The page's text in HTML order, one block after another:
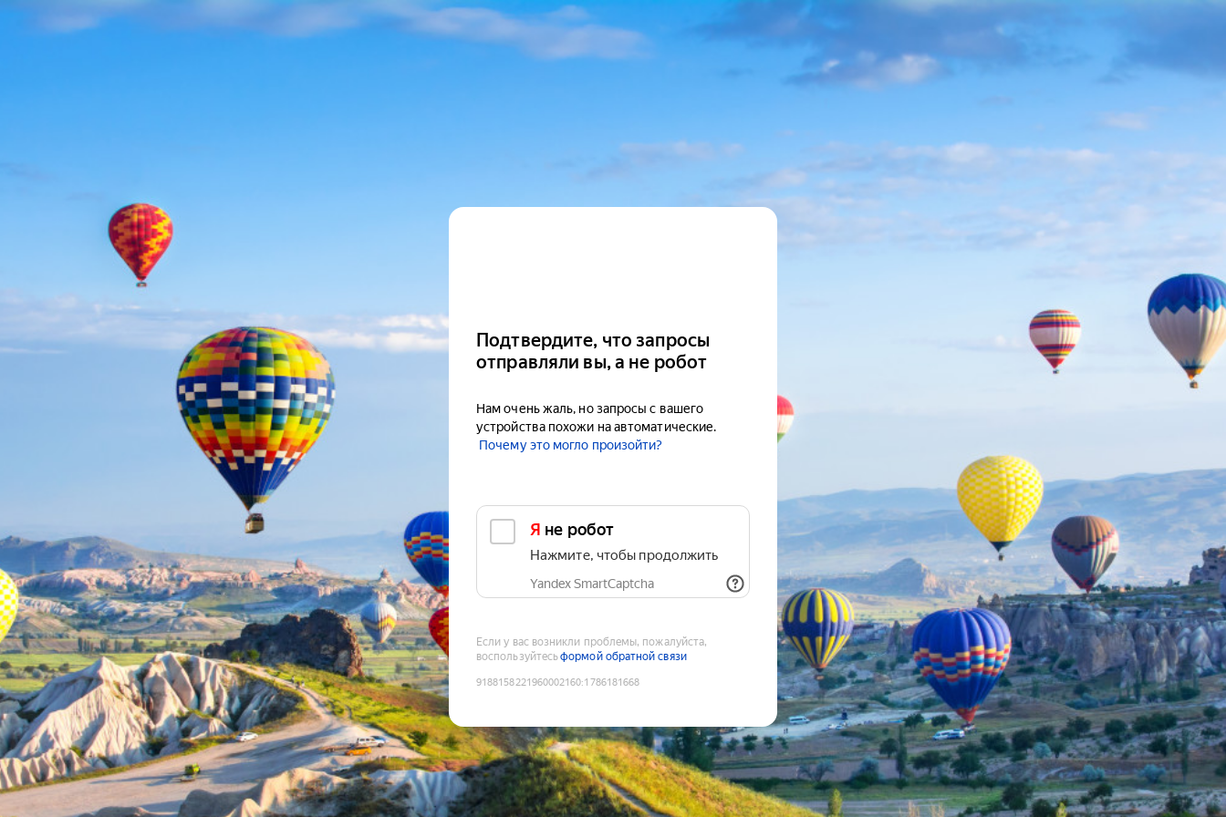
Подтвердите, что запросы
отправляли вы, а не робот
Нам очень жаль, но запросы с вашего
устройства похожи на автоматические.
Почему это могло произойти?
Я не робот
Нажмите, чтобы продолжить
Yandex SmartCaptcha
Если у вас возникли проблемы, пожалуйста,
воспользуйтесьформой обратной связи
9188158221960002160:1786181668